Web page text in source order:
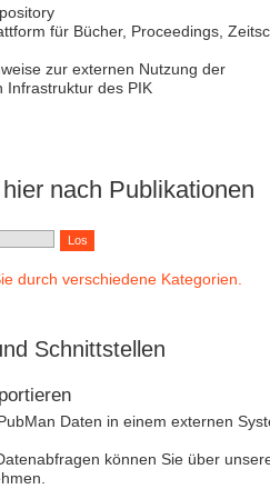
für Bücher, Proceedings,
zur externen Nutzung der
Infrastruktur des PIK
nach Publikationen
durch verschiedene Kategorien.
Schnittstellen
Daten in einem externen
können Sie über